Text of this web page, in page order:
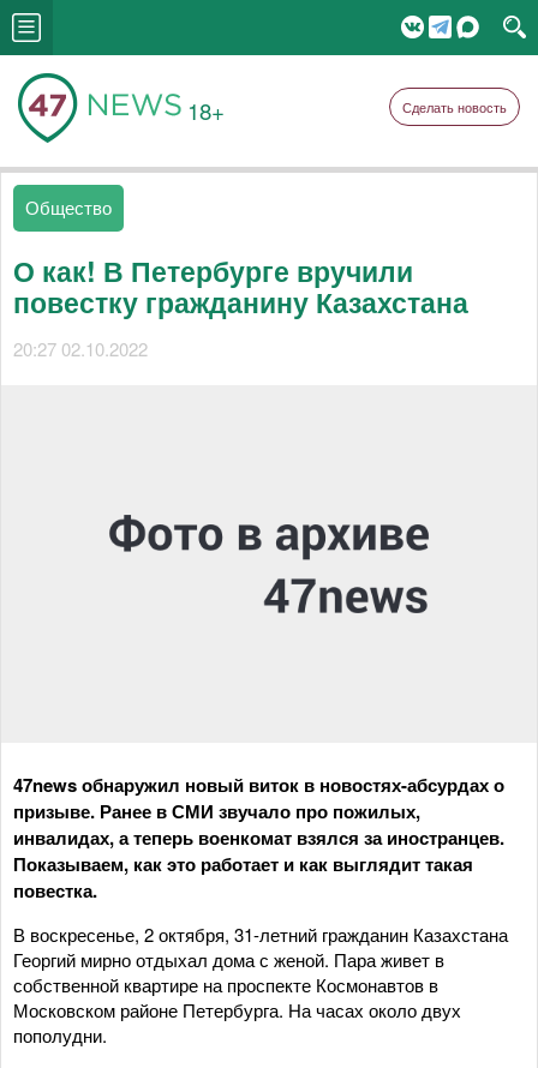
18+ Сделать новость
Общество
О как! В Петербурге вручили
повестку гражданину Казахстана
20:27 02.10.2022
47news обнаружил новый виток в новостях-абсурдах о
призыве. Ранее в СМИ звучало про пожилых,
инвалидах, а теперь военкомат взялся за иностранцев.
Показываем, как это работает и как выглядит такая
повестка.
В воскресенье, 2 октября, 31-летний гражданин Казахстана
Георгий мирно отдыхал дома с женой. Пара живет в
собственной квартире на проспекте Космонавтов в
Московском районе Петербурга. На часах около двух
пополудни.